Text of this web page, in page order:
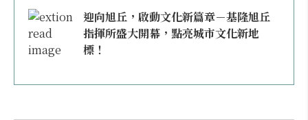
迎向旭丘，啟動文化新篇章－基隆旭丘
指揮所盛大開幕，點亮城市文化新地
標！